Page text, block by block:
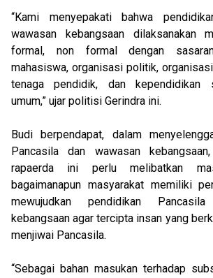
“Kami menyepakati bahwa
wawasan kebangsaan dilaksanakan
formal, non formal dengan
mahasiswa, organisasi politik,
tenaga pendidik, dan kependidikan
umum,” ujar politisi Gerindra ini.
Budi berpendapat, dalam
Pancasila dan wawasan
rapaerda ini perlu melibatkan
bagaimanapun masyarakat memiliki
mewujudkan pendidikan
kebangsaan agar tercipta insan yang
menjiwai Pancasila.
“Sebagai bahan masukan terhadap